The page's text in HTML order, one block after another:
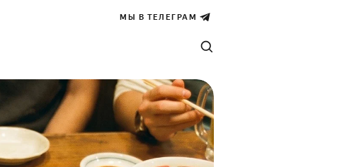
МЫ В ТЕЛЕГРАМ